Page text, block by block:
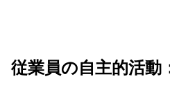
従業員の自主的活動